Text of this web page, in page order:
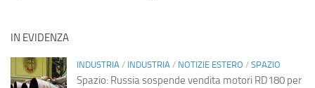
IN EVIDENZA
INDUSTRIA / INDUSTRIA / NOTIZIE ESTERO / SPAZIO
Spazio: Russia sospende vendita motori RD180 per